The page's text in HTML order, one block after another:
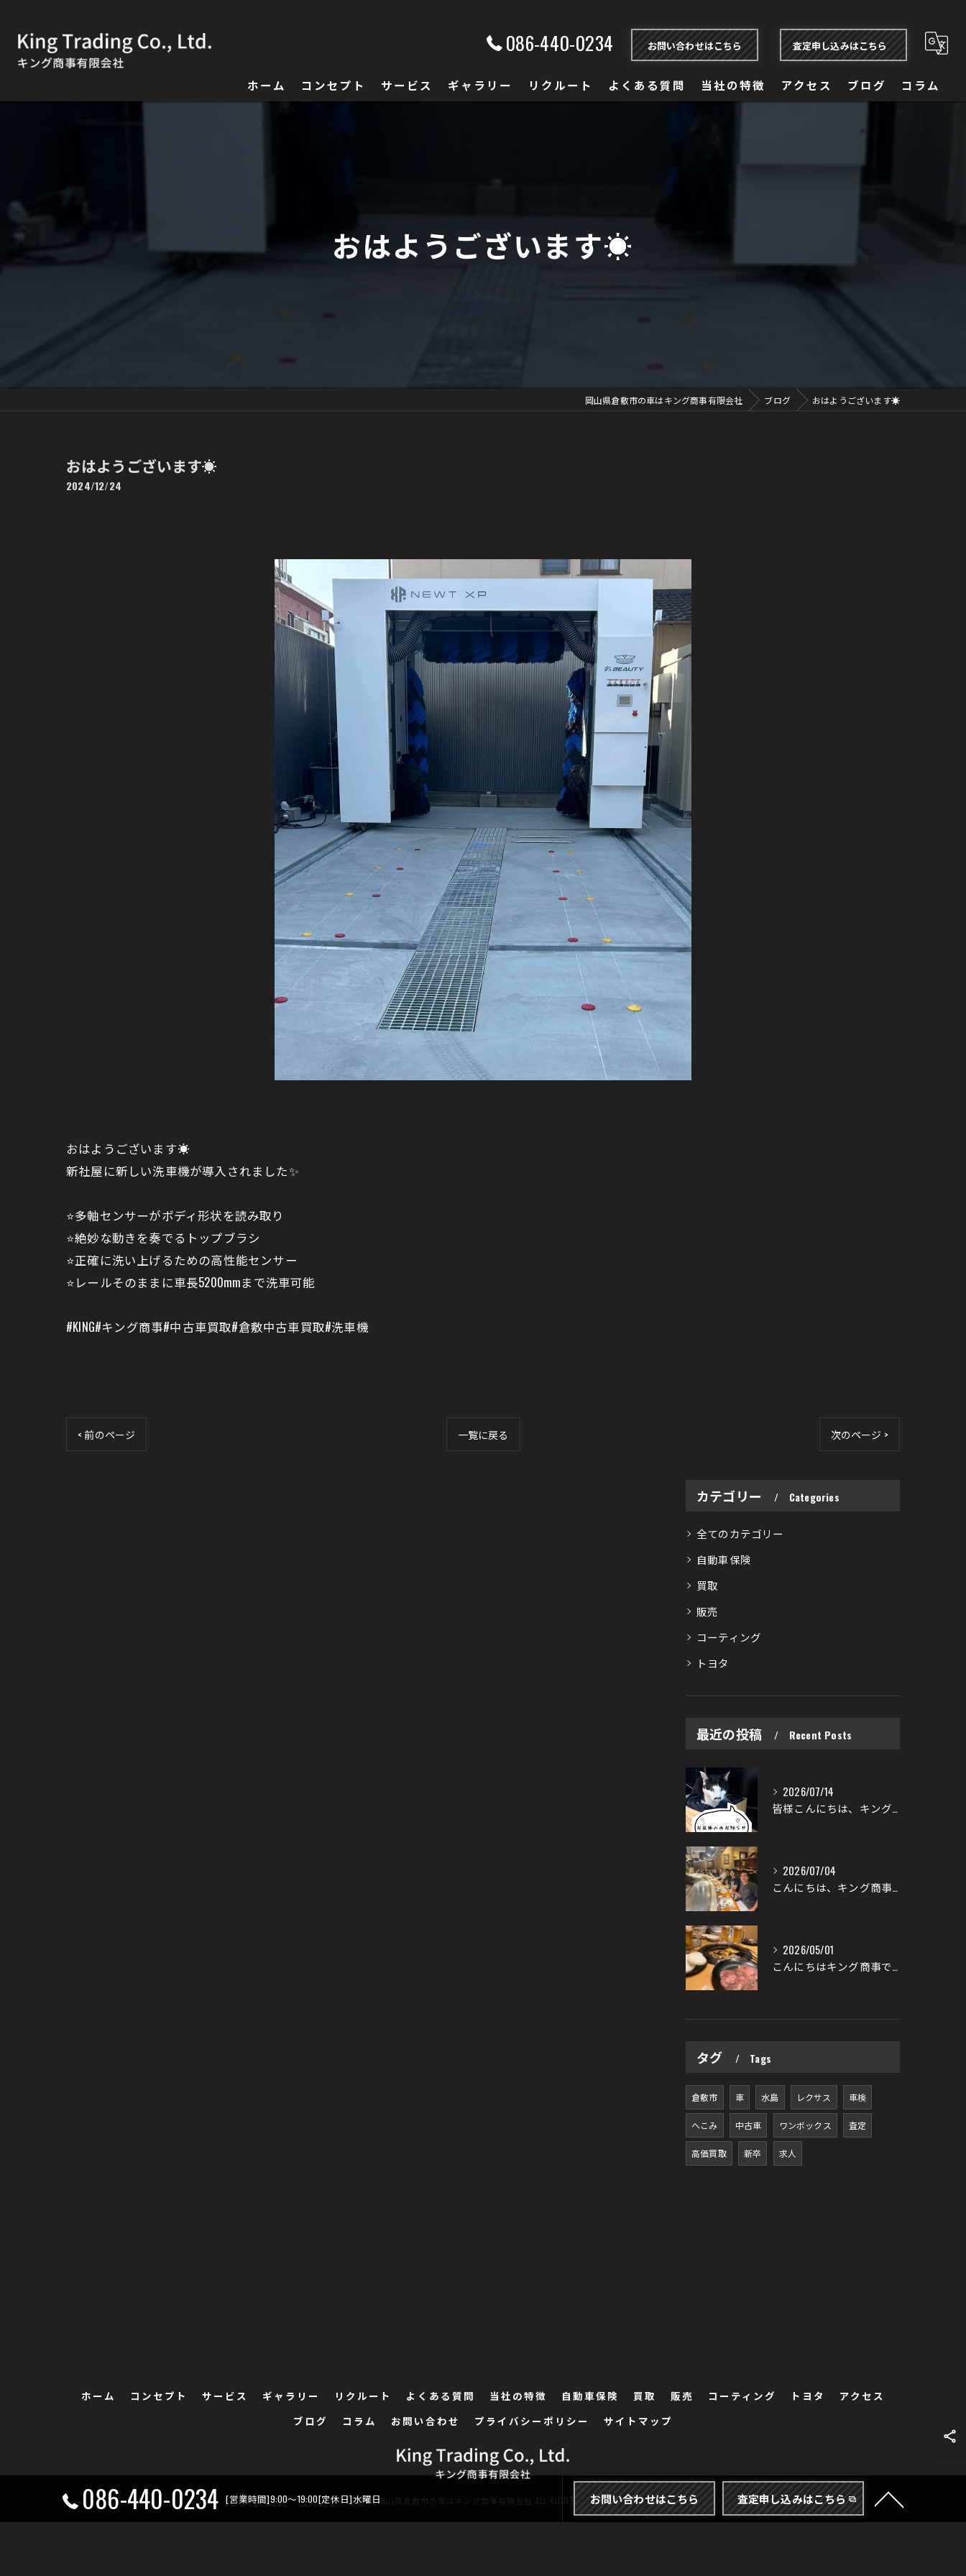
086-440-0234 お問い合わせはこちら 査定申し込みはこちら
ホーム コンセプト サービス ギャラリー リクルート よくある質問 当社の特徴
トヨタ
アクセス ブログ コラム
おはようございます☀
岡山県倉敷市の車はキング商事有限会社 ブログ おはようございます☀
おはようございます☀
2024/12/24
おはようございます☀
新社屋に新しい洗車機が導入されました✨
⭐️多軸センサーがボディ形状を読み取り
⭐️絶妙な動きを奏でるトップブラシ
⭐️正確に洗い上げるための高性能センサー
⭐️レールそのままに車長5200mmまで洗車可能
#KING#キング商事#中古車買取#倉敷中古車買取#洗車機
< 前のページ 一覧に戻る 次のページ >
カテゴリー Categories
全てのカテゴリー
自動車保険
買取
販売
コーティング
トヨタ
最近の投稿 Recent Posts
2026/07/14
皆様こんにちは、キング商事です☀️
2026/07/04
こんにちは、キング商事です👑
2026/05/01
こんにちはキング商事です！
タグ Tags
倉敷市 車 水島 レクサス 車検
へこみ 中古車 ワンボックス 査定
高価買取 新卒 求人
086-440-0234 [営業時間]9:00～19:00[定休日]水曜日 お問い合わせはこちら 査定申し込みはこちら
ホーム コンセプト サービス ギャラリー リクルート よくある質問 当社の特徴 自動車保険 買取 販売 コーティング トヨタ
アクセス
ブログ
コラム お問い合わせ プライバシーポリシー サイトマップ
© 2026 岡山県倉敷市の車はキング商事有限会社 ALL RIGHTS RESERVED.